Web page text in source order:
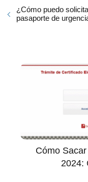
¿Cómo puedo
pasaporte de
Cómo
2024: